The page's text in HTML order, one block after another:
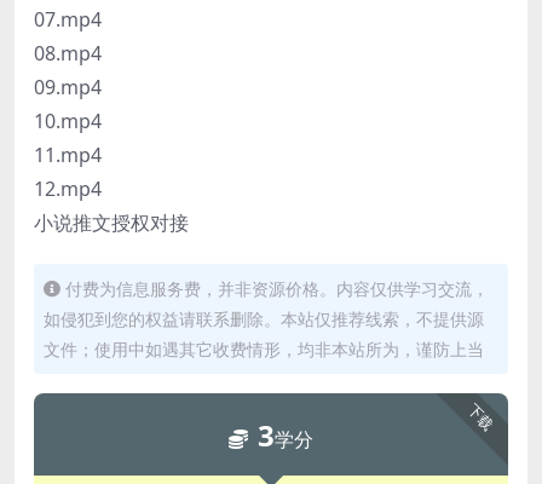
07.mp4
08.mp4
09.mp4
10.mp4
11.mp4
12.mp4
小说推文授权对接
付费为信息服务费，并非资源价格。内容仅供学习交流，
如侵犯到您的权益请联系删除。本站仅推荐线索，不提供源
文件；使用中如遇其它收费情形，均非本站所为，谨防上当
下载
3学分